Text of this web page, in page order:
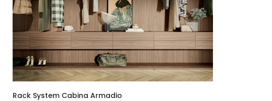
Rack System Cabina Armadio